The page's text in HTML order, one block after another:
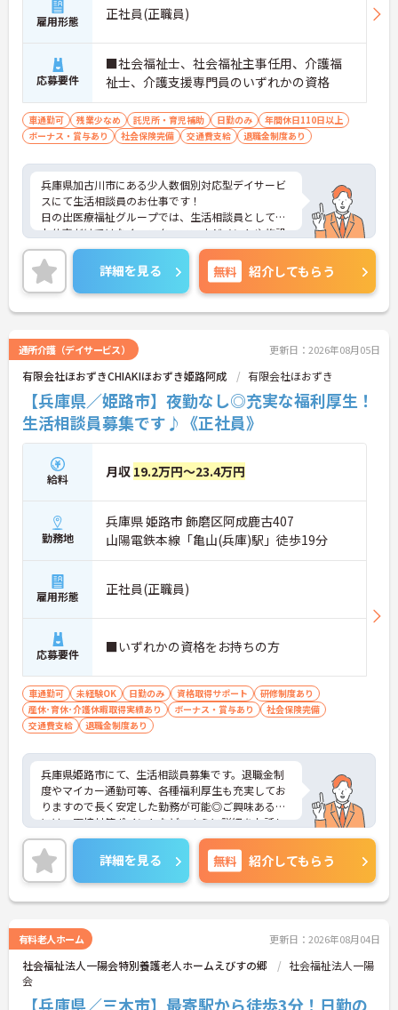
ライフステージに合わせた働き方を応援していま
す。
・有給休暇は時間単位で取得可能
・ひとり親家庭向けの補助制度あり
→ 家庭と仕事を両立しながらキャリアを続けやすい
環境です♪
■ 地域を支える多事業展開法人！
介護・医療の幅広いサービスを展開しています。
・訪問看護 ・訪問リハビリテーション
・居宅介護支援事業 ・通所介護事業
→ 多職種や関係機関と連携しながら地域支援に深く
関われます♪
利用者様との距離が近く、じっくり関われる環境で
す。
・定員10名以下の少人数制
・要支援の利用者様が中心
・運動支援や相談援助がメイン
・入浴介助、食事介助なし
方にぴったりです♪
雇用形態 正社員(正職員)
応募要件
■社会福祉士、社会福祉主事任用、介護福
祉士、介護支援専門員のいずれかの資格
車通勤可 残業少なめ 託児所・育児補助 日勤のみ
年間休日110日以上
ボーナス・賞与あり
社会保険完備 交通費支給 退職金制度あり
兵庫県加古川市にある少人数個別対応型デイサービ
スにて生活相談員のお仕事です！
日の出医療福祉グループでは、生活相談員としての
お仕事だけではなく、スタッフマネジメントや施設
管理など、
次のステージをご用意しているので、将来を見据え
て働くことができます♪
研修や勉強会のほか、現場の先輩たちからも学ぶこ
とは多く、働きながら着実にキャリアアップを目指
ご興味がある方は是非一度マイナビまでお問合せく
ださい！さらに詳細などお伝えします！！
詳細を見る 無料 紹介してもらう
通所介護（デイサービス） 更新日：2026年08月05日
有限会社ほおずきCHIAKIほおずき姫路阿成 有限会社ほおずき
【兵庫県／姫路市】夜勤なし◎充実な福利厚生！
生活相談員募集です♪《正社員》
給料 月収 19.2万円～23.4万円
勤務地
兵庫県 姫路市 飾磨区阿成鹿古407
山陽電鉄本線「亀山(兵庫)駅」徒歩19分
雇用形態 正社員(正職員)
応募要件 ■いずれかの資格をお持ちの方
車通勤可 未経験OK 日勤のみ 資格取得サポート
研修制度あり
産休･育休･介護休暇取得実績あり
ボーナス・賞与あり
社会保険完備
交通費支給
退職金制度あり
兵庫県姫路市にて、生活相談員募集です。退職金制
度やマイカー通勤可等、各種福利厚生も充実してお
りますので長く安定した勤務が可能◎ご興味ある方
には、面接対策ポイントなど、さらに詳細をお話し
いたしますのでお気軽にご相談ください。
詳細を見る 無料 紹介してもらう
有料老人ホーム 更新日：2026年08月04日
社会福祉法人一陽会特別養護老人ホームえびすの郷
社会福祉法人一陽
会
【兵庫県／三木市】最寄駅から徒歩3分！日勤の